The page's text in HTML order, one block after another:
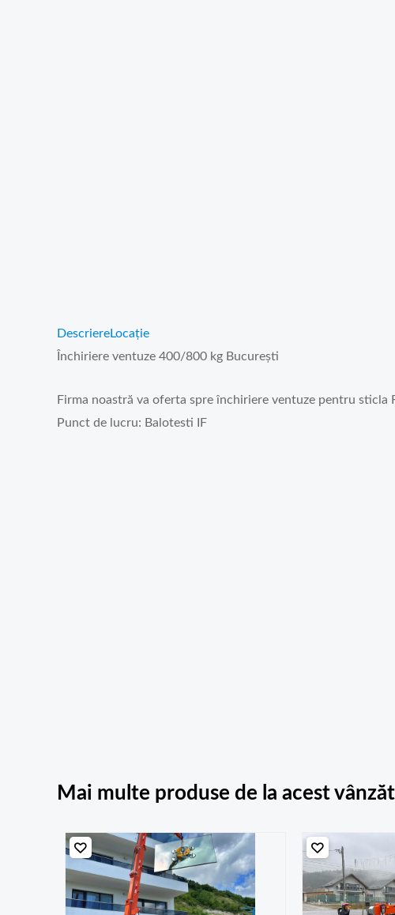
DescriereLocație
Închiriere ventuze 400/800 kg București
Firma noastră va oferta spre închiriere ventuze pentru
Punct de lucru: Balotesti IF
Mai multe produse de la acest